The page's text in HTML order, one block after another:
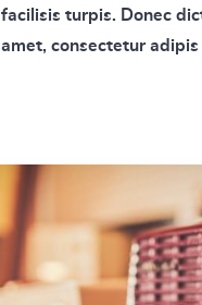
facilisis turpis. Donec
amet, consectetur adipis